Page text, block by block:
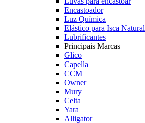
Encastoador
Luz Química
Elástico para Isca Natural
Lubrificantes
Principais Marcas
Glico
Capella
CCM
Owner
Mury
Celta
Yara
Alligator